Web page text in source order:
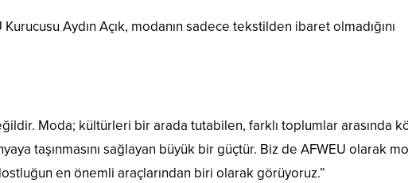
Aydın Açık, modanın sadece tekstilden ibaret olmadığını
Moda; kültürleri bir arada tutabilen, farklı toplumlar arasında
taşınmasını sağlayan büyük bir güçtür. Biz de AFWEU olarak
en önemli araçlarından biri olarak görüyoruz.”